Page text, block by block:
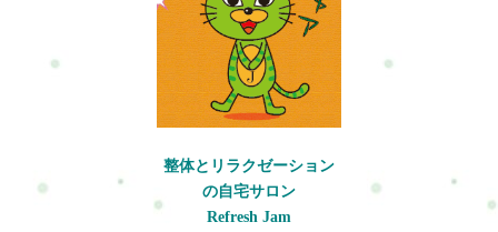
整体とリラクゼーション
の自宅サロン
Refresh Jam